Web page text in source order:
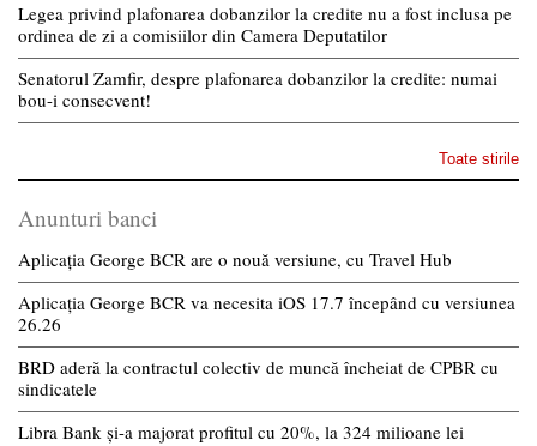
Legea privind plafonarea dobanzilor la credite nu a fost inclusa pe
ordinea de zi a comisiilor din Camera Deputatilor
Senatorul Zamfir, despre plafonarea dobanzilor la credite: numai
bou-i consecvent!
Toate stirile
Anunturi banci
Aplicația George BCR are o nouă versiune, cu Travel Hub
Aplicația George BCR va necesita iOS 17.7 începând cu versiunea
26.26
BRD aderă la contractul colectiv de muncă încheiat de CPBR cu
sindicatele
Libra Bank și-a majorat profitul cu 20%, la 324 milioane lei